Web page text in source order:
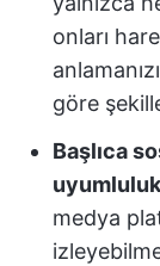
onları
göre
Başlıca
medya